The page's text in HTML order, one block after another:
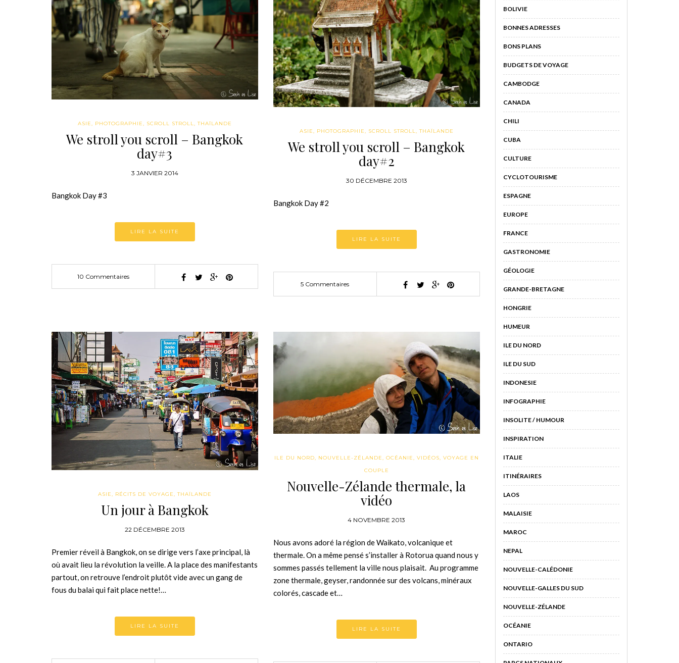
ASIE, PHOTOGRAPHIE, SCROLL STROLL,THAÏLANDE
We stroll you scroll – Bangkok
day#3
3 JANVIER 2014
Bangkok Day #3
LIRE LA SUITE
10 Commentaires
ASIE, PHOTOGRAPHIE, SCROLL STROLL,THAÏLANDE
We stroll you scroll – Bangkok
day#2
30 DÉCEMBRE 2013
Bangkok Day #2
LIRE LA SUITE
5 Commentaires
ASIE, RÉCITS DE VOYAGE,THAÏLANDE
Un jour à Bangkok
22 DÉCEMBRE 2013
Premier réveil à Bangkok, on se dirige vers l’axe principal, là
où avait lieu la révolution la veille. A la place des manifestants
partout, on retrouve l’endroit plutôt vide avec un gang de
fous du balai qui fait place nette!…
LIRE LA SUITE
ILE DU NORD, NOUVELLE-ZÉLANDE, OCÉANIE, VIDÉOS, VOYAGE EN
COUPLE
Nouvelle-Zélande thermale, la
vidéo
4 NOVEMBRE 2013
Nous avons adoré la région de Waikato, volcanique et
thermale. On a même pensé s’installer à Rotorua quand nous y
sommes passés tellement la ville nous plaisait. Au programme
zone thermale, geyser, randonnée sur des volcans, minéraux
colorés, cascade et…
LIRE LA SUITE
BOLIVIE
BONNES ADRESSES
BONS PLANS
BUDGETS DE VOYAGE
CAMBODGE
CANADA
CHILI
CUBA
CULTURE
CYCLOTOURISME
ESPAGNE
EUROPE
FRANCE
GASTRONOMIE
GÉOLOGIE
GRANDE-BRETAGNE
HONGRIE
HUMEUR
ILE DU NORD
ILE DU SUD
INDONESIE
INFOGRAPHIE
INSOLITE / HUMOUR
INSPIRATION
ITALIE
ITINÉRAIRES
LAOS
MALAISIE
MAROC
NEPAL
NOUVELLE-CALÉDONIE
NOUVELLE-GALLES DU SUD
NOUVELLE-ZÉLANDE
OCÉANIE
ONTARIO